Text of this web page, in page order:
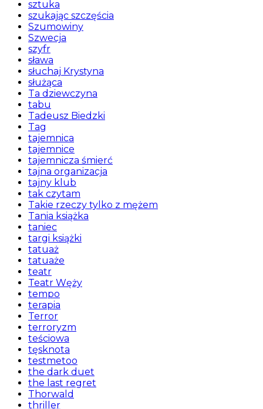
sztuka
szukając szczęścia
Szumowiny
Szwecja
szyfr
sława
słuchaj Krystyna
służąca
Ta dziewczyna
tabu
Tadeusz Biedzki
Tag
tajemnica
tajemnice
tajemnicza śmierć
tajna organizacja
tajny klub
tak czytam
Takie rzeczy tylko z mężem
Tania książka
taniec
targi książki
tatuaż
tatuaże
teatr
Teatr Węży
tempo
terapia
Terror
terroryzm
teściowa
tęsknota
testmetoo
the dark duet
the last regret
Thorwald
thriller